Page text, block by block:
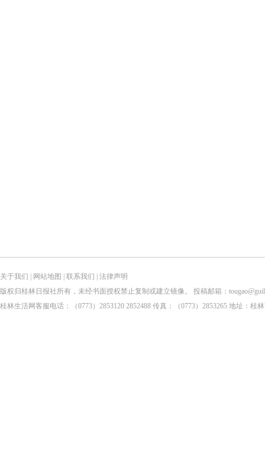
关于我们 网站地图 联系我们
法律声明
版权归桂林日报社所有，未经书面授权禁止复制或建立镜像。 投稿邮箱：
桂林生活网客服电话：（0773）2853120 2852488 传真：（0773）2853265 地址：